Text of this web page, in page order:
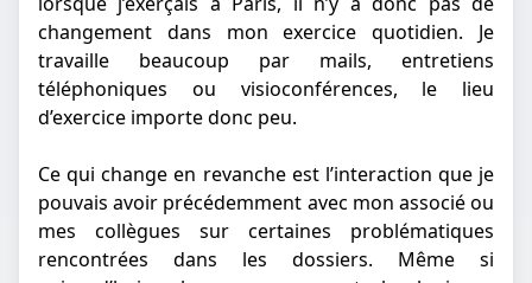
changement dans mon exercice quotidien. Je
travaille beaucoup par mails, entretiens
téléphoniques ou visioconférences, le lieu
d’exercice importe donc peu.
Ce qui change en revanche est l’interaction que je
pouvais avoir précédemment avec mon associé ou
mes collègues sur certaines problématiques
rencontrées dans les dossiers. Même si